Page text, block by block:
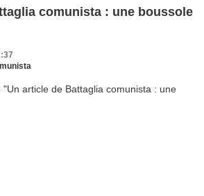
comunista : une boussole